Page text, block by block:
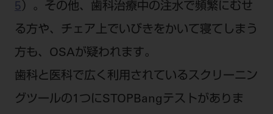
5 ）。その他、歯科治療中の注水で頻繁にむせ
る方や、チェア上でいびきをかいて寝てしまう
方も、OSAが疑われます。
歯科と医科で広く利用されているスクリーニン
グツールの1つにSTOPBangテストがありま